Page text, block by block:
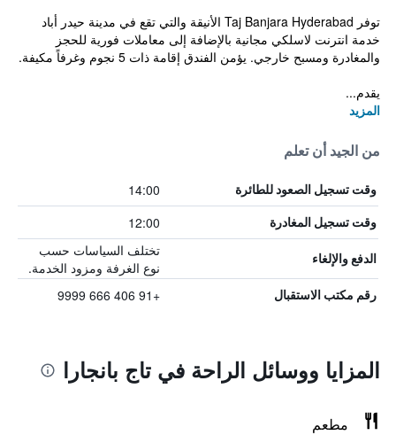
توفر Taj Banjara Hyderabad الأنيقة والتي تقع في مدينة حيدر أباد
خدمة انترنت لاسلكي مجانية بالإضافة إلى معاملات فورية للحجز
والمغادرة ومسبح خارجي. يؤمن الفندق إقامة ذات 5 نجوم وغرفاً مكيفة.
يقدم...
المزيد
من الجيد أن تعلم
وقت تسجيل الصعود للطائرة 14:00
وقت تسجيل المغادرة 12:00
الدفع والإلغاء
تختلف السياسات حسب
نوع الغرفة ومزود الخدمة.
رقم مكتب الاستقبال +91 406 666 9999
المزايا ووسائل الراحة في تاج بانجارا
مطعم